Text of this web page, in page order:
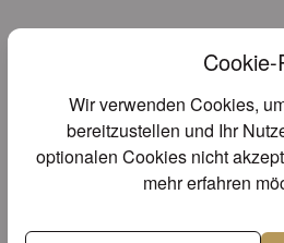
Wir verwenden Cookies,
bereitzustellen und Ihr
optionalen Cookies nicht
mehr erfahren